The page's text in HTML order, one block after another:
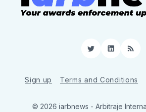
TwitterLinkedIn
RSS
Sign up Terms and Conditions
© 2026 iarbnews - Arbitraje